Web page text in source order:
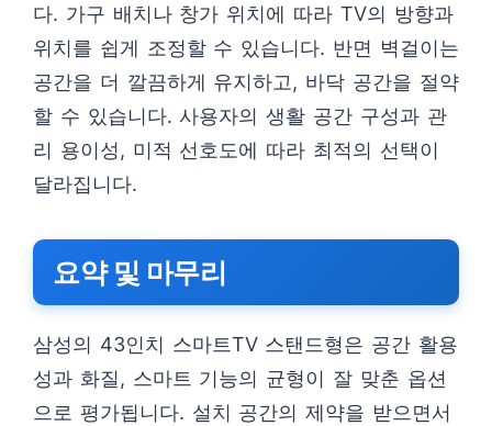
다. 가구 배치나 창가 위치에 따라 TV의 방향과
위치를 쉽게 조정할 수 있습니다. 반면 벽걸이는
공간을 더 깔끔하게 유지하고, 바닥 공간을 절약
할 수 있습니다. 사용자의 생활 공간 구성과 관
리 용이성, 미적 선호도에 따라 최적의 선택이
달라집니다.
요약 및 마무리
삼성의 43인치 스마트TV 스탠드형은 공간 활용
성과 화질, 스마트 기능의 균형이 잘 맞춘 옵션
으로 평가됩니다. 설치 공간의 제약을 받으면서